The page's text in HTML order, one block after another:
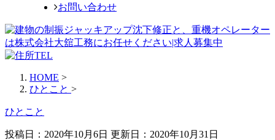
お問い合わせ
HOME >
ひとこと >
ひとこと
投稿日：2020年10月6日 更新日： 2020年10月31日